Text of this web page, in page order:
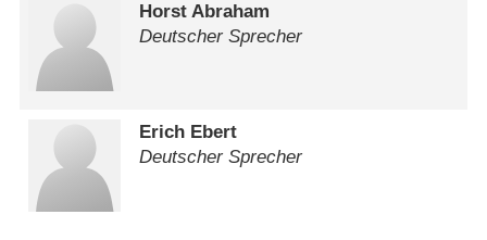
Horst Abraham
Deutscher Sprecher
Erich Ebert
Deutscher Sprecher